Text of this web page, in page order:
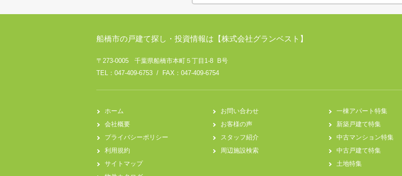
船橋市の戸建て探し・投資情報は【株式会社グランベスト】
〒273-0005 千葉県船橋市本町５丁目1-8 B号
TEL：047-409-6753 / FAX：047-409-6754
ホーム
会社概要
プライバシーポリシー
利用規約
サイトマップ
お問い合わせ
お客様の声
スタッフ紹介
周辺施設検索
一棟アパート特集
新築戸建て特集
中古マンション特集
中古戸建て特集
土地特集